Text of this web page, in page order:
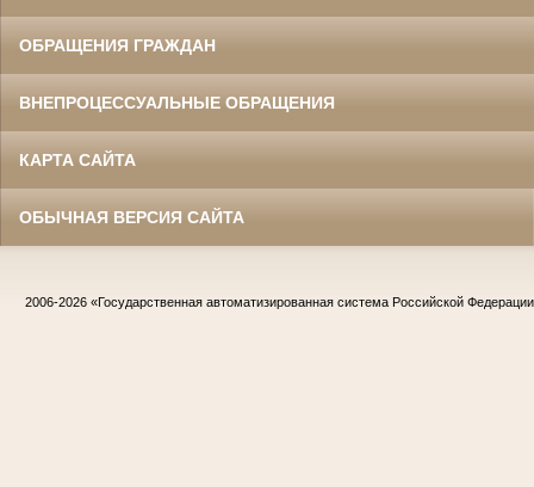
ОБРАЩЕНИЯ ГРАЖДАН
ВНЕПРОЦЕССУАЛЬНЫЕ ОБРАЩЕНИЯ
КАРТА САЙТА
ОБЫЧНАЯ ВЕРСИЯ САЙТА
2006-2026 «Государственная автоматизированная система Российской